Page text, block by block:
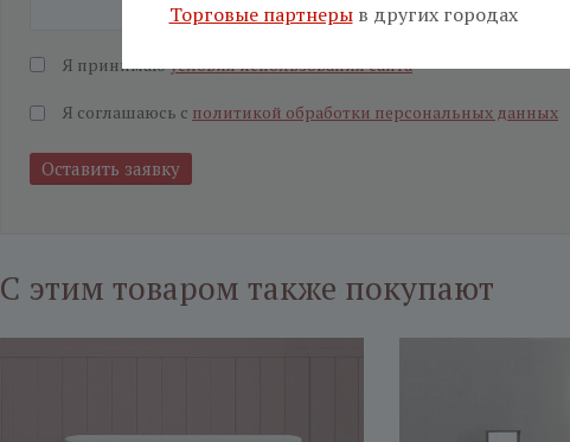
Я принимаюусловия использования сайта
Я соглашаюсь с политикой обработки персональных данных
С этим товаром также покупают
Торговые партнерыв других городах